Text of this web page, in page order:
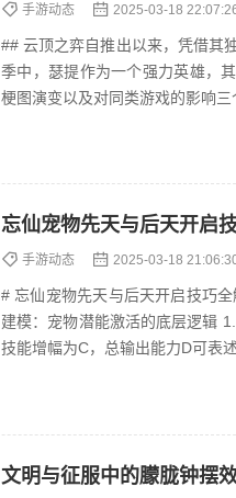
手游动态 2025-03-18
## 云顶之弈自推出以来，凭借其独特的自走棋玩法和不断更新的赛季内容，吸引了大量玩家。S8赛
季中，瑟提作为一个强力英雄，
梗图演变以及对同类游戏的影响
忘仙宠物先天与后天开启
手游动态 2025-03-18
# 忘仙宠物先天与后天开启技巧
建模：宠物潜能激活的底层逻辑
技能增幅为C，总输出能力D可表